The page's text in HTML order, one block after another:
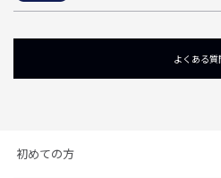
よくある質
初めての方